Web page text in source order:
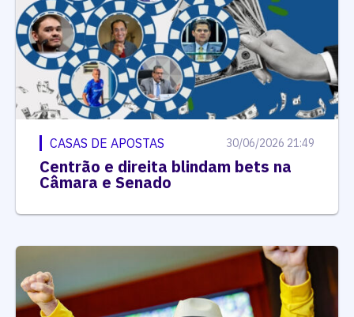
CASAS DE APOSTAS 30/06/2026 21:49
Centrão e direita blindam bets na
Câmara e Senado